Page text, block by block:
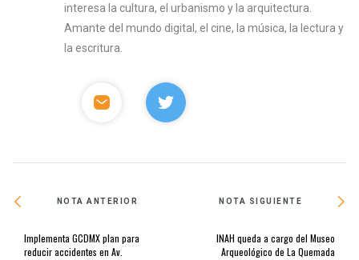
interesa la cultura, el urbanismo y la arquitectura.
Amante del mundo digital, el cine, la música, la lectura y
la escritura.
NOTA ANTERIOR
Implementa GCDMX plan para
reducir accidentes en Av.
NOTA SIGUIENTE
INAH queda a cargo del Museo
Arqueológico de La Quemada